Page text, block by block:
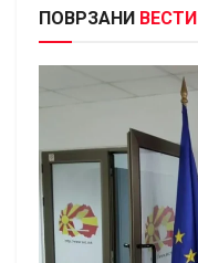
ПОВРЗАНИ ВЕСТИ